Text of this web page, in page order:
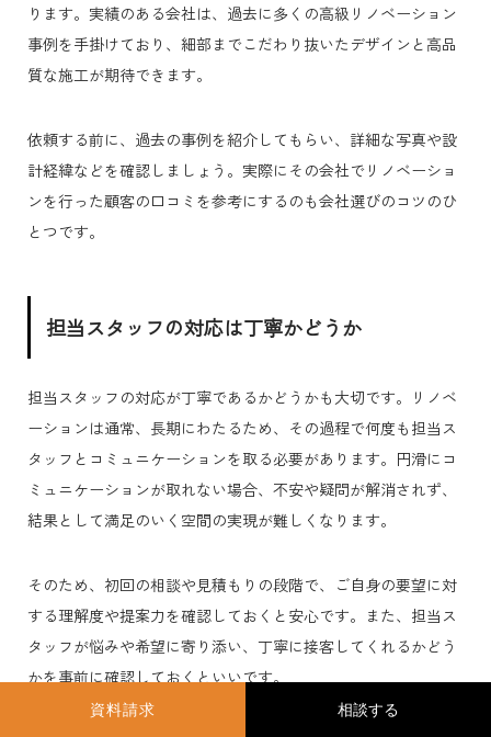
資料請求
ります。実績のある会社は、過去に多くの高級リノベーション
事例を手掛けており、細部までこだわり抜いたデザインと高品
質な施工が期待できます。
依頼する前に、過去の事例を紹介してもらい、詳細な写真や設
計経緯などを確認しましょう。実際にその会社でリノベーショ
ンを行った顧客の口コミを参考にするのも会社選びのコツのひ
とつです。
担当スタッフの対応は丁寧かどうか
担当スタッフの対応が丁寧であるかどうかも大切です。リノベ
ーションは通常、長期にわたるため、その過程で何度も担当ス
タッフとコミュニケーションを取る必要があります。円滑にコ
ミュニケーションが取れない場合、不安や疑問が解消されず、
結果として満足のいく空間の実現が難しくなります。
そのため、初回の相談や見積もりの段階で、ご自身の要望に対
する理解度や提案力を確認しておくと安心です。また、担当ス
タッフが悩みや希望に寄り添い、丁寧に接客してくれるかどう
かを事前に確認しておくといいです。